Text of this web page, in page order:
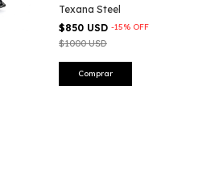
Texana Steel
$850 USD -15% OFF
$1000 USD
Comprar